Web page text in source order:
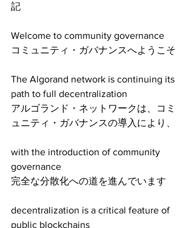
記
Welcome to community governance
コミュニティ・ガバナンスへようこそ
The Algorand network is continuing its
path to full decentralization
アルゴランド・ネットワークは、コミ
ュニティ・ガバナンスの導入により、
with the introduction of community
governance
完全な分散化への道を進んでいます
decentralization is a critical feature of
public blockchains